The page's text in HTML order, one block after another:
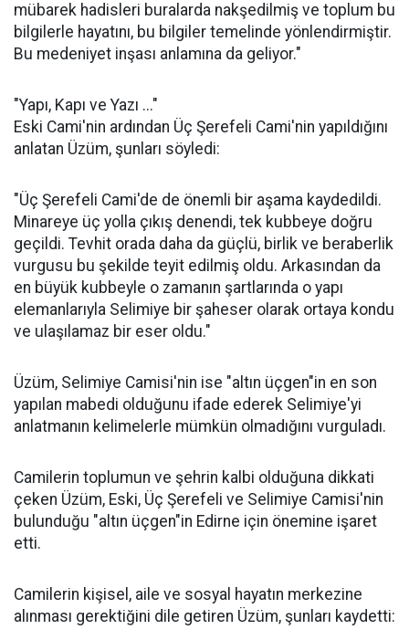
mübarek hadisleri buralarda nakşedilmiş ve toplum bu
bilgilerle hayatını, bu bilgiler temelinde yönlendirmiştir.
Bu medeniyet inşası anlamına da geliyor."
"Yapı, Kapı ve Yazı ..."
Eski Cami'nin ardından Üç Şerefeli Cami'nin yapıldığını
anlatan Üzüm, şunları söyledi:
"Üç Şerefeli Cami'de de önemli bir aşama kaydedildi.
Minareye üç yolla çıkış denendi, tek kubbeye doğru
geçildi. Tevhit orada daha da güçlü, birlik ve beraberlik
vurgusu bu şekilde teyit edilmiş oldu. Arkasından da
en büyük kubbeyle o zamanın şartlarında o yapı
elemanlarıyla Selimiye bir şaheser olarak ortaya kondu
ve ulaşılamaz bir eser oldu."
Üzüm, Selimiye Camisi'nin ise "altın üçgen"in en son
yapılan mabedi olduğunu ifade ederek Selimiye'yi
anlatmanın kelimelerle mümkün olmadığını vurguladı.
Camilerin toplumun ve şehrin kalbi olduğuna dikkati
çeken Üzüm, Eski, Üç Şerefeli ve Selimiye Camisi'nin
bulunduğu "altın üçgen"in Edirne için önemine işaret
etti.
Camilerin kişisel, aile ve sosyal hayatın merkezine
alınması gerektiğini dile getiren Üzüm, şunları kaydetti: